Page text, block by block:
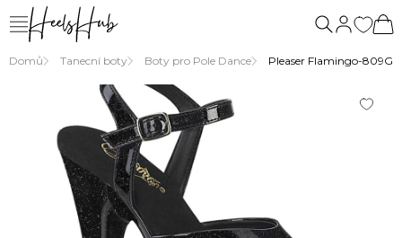
Domů Tanecní boty Boty pro Pole Dance Pleaser Flamingo-